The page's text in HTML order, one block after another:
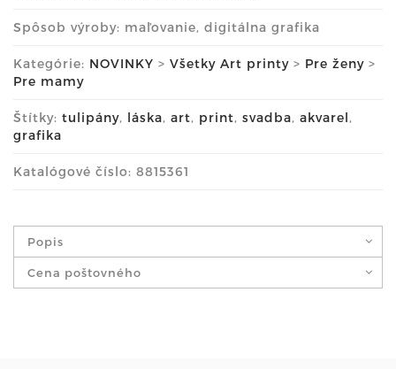
Spôsob výroby: maľovanie, digitálna grafika
Kategórie: NOVINKY > Všetky Art printy > Pre ženy >
Pre mamy
Štítky: tulipány, láska, art, print, svadba, akvarel,
grafika
Katalógové číslo: 8815361
Popis
Cena poštovného